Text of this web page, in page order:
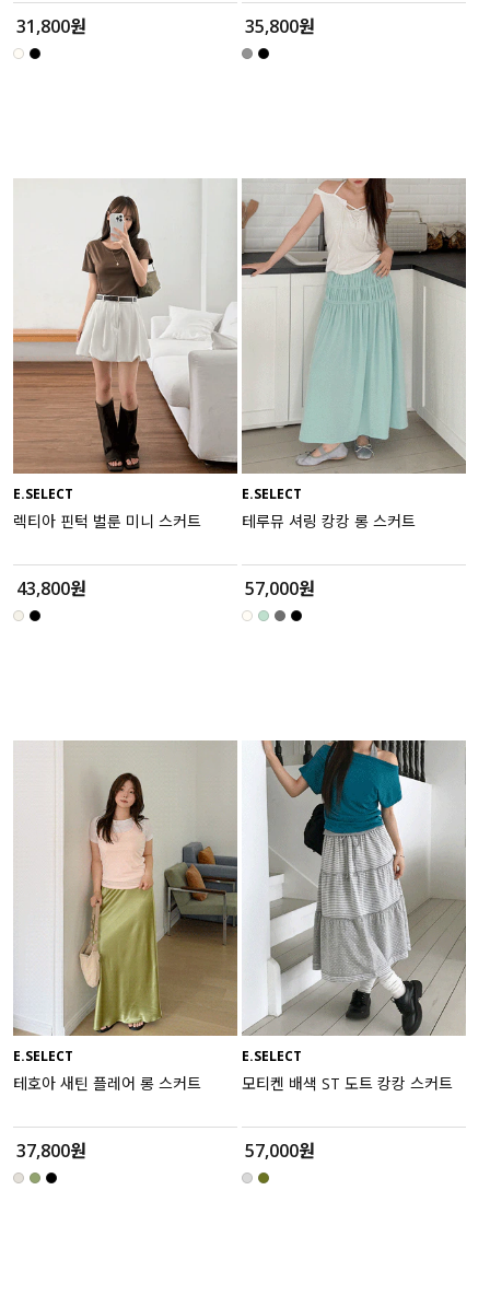
31,800원 35,800원
E.SELECT
렉티아 핀턱 벌룬 미니 스커트
43,800원
E.SELECT
테루뮤 셔링 캉캉 롱 스커트
57,000원
E.SELECT
테호아 새틴 플레어 롱 스커트
37,800원
E.SELECT
모티켄 배색 ST 도트 캉캉 스커트
57,000원